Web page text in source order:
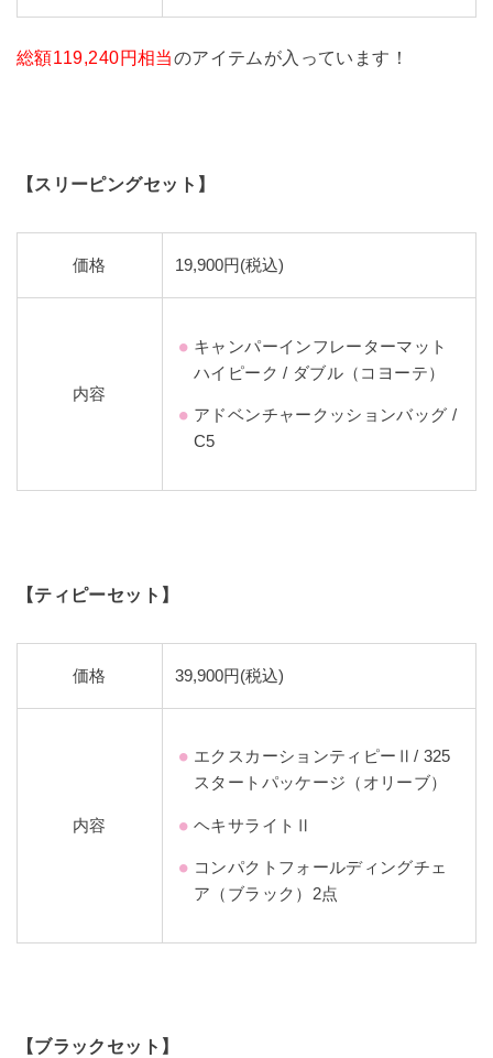
総額119,240円相当のアイテムが入っています！
【スリーピングセット】
価格 19,900円(税込)
内容
キャンパーインフレーターマット
ハイピーク / ダブル（コヨーテ）
アドベンチャークッションバッグ /
C5
【ティピーセット】
価格 39,900円(税込)
内容
エクスカーションティピーⅡ/ 325
スタートパッケージ（オリーブ）
ヘキサライトⅡ
コンパクトフォールディングチェ
ア（ブラック）2点
【ブラックセット】